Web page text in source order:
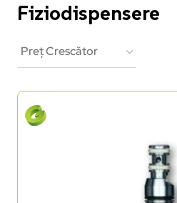
Fiziodispensere